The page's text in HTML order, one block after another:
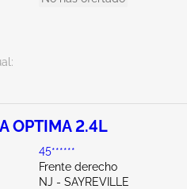
OPTIMA 2.4L
45******
Frente derecho
NJ - SAYREVILLE